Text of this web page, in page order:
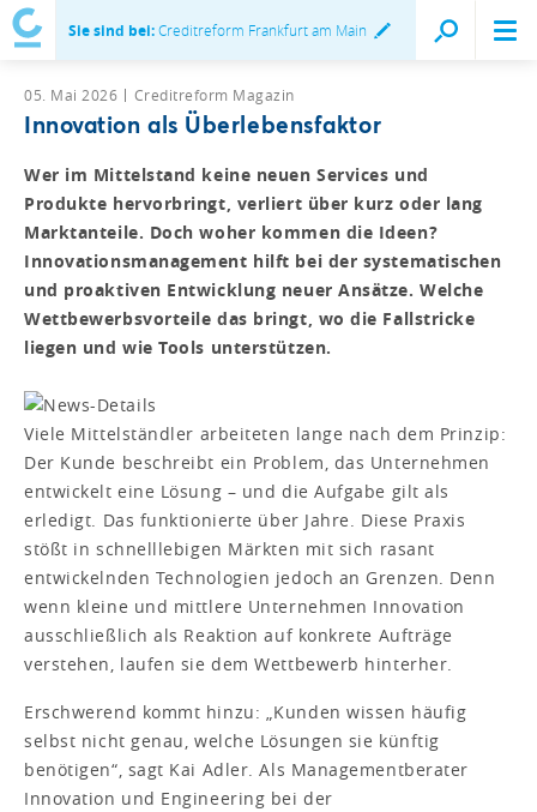
Sie sind bei:Creditreform Frankfurt am Main
05. Mai 2026 Creditreform Magazin
Innovation als Überlebensfaktor
Wer im Mittelstand keine neuen Services und
Produkte hervorbringt, verliert über kurz oder lang
Marktanteile. Doch woher kommen die Ideen?
Innovationsmanagement hilft bei der systematischen
und proaktiven Entwicklung neuer Ansätze. Welche
Wettbewerbsvorteile das bringt, wo die Fallstricke
liegen und wie Tools unterstützen.
Viele Mittelständler arbeiteten lange nach dem Prinzip:
Der Kunde beschreibt ein Problem, das Unternehmen
entwickelt eine Lösung – und die Aufgabe gilt als
erledigt. Das funktionierte über Jahre. Diese Praxis
stößt in schnelllebigen Märkten mit sich rasant
entwickelnden Technologien jedoch an Grenzen. Denn
wenn kleine und mittlere Unternehmen Innovation
ausschließlich als Reaktion auf konkrete Aufträge
verstehen, laufen sie dem Wettbewerb hinterher.
Erschwerend kommt hinzu: „Kunden wissen häufig
selbst nicht genau, welche Lösungen sie künftig
benötigen“, sagt Kai Adler. Als Managementberater
Innovation und Engineering bei der